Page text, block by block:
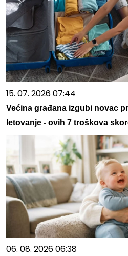
15. 07. 2026 07:44
Većina građana izgubi novac
letovanje - ovih 7 troškova
06. 08. 2026 06:38